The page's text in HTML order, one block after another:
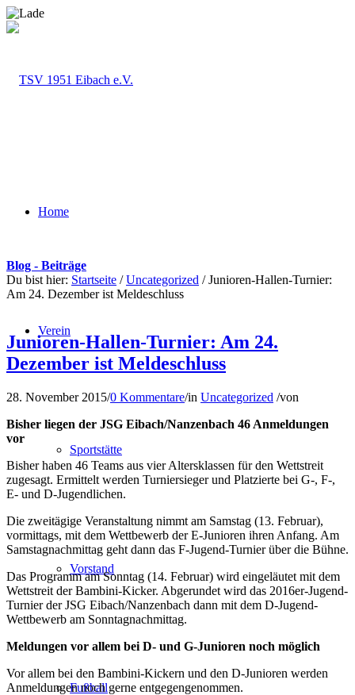
Home
Verein
Sportstätte
Vorstand
Fußball
Blog - Beiträge
Du bist hier: Startseite / Uncategorized / Junioren-Hallen-Turnier:
Am 24. Dezember ist Meldeschluss
Junioren-Hallen-Turnier: Am 24.
Dezember ist Meldeschluss
28. November 2015/0 Kommentare/in Uncategorized /von
Bisher liegen der JSG Eibach/Nanzenbach 46 Anmeldungen
vor
Bisher haben 46 Teams aus vier Altersklassen für den Wettstreit
zugesagt. Ermittelt werden Turniersieger und Platzierte bei G-, F-,
E- und D-Jugendlichen.
Die zweitägige Veranstaltung nimmt am Samstag (13. Februar),
vormittags, mit dem Wettbewerb der E-Junioren ihren Anfang. Am
Samstagnachmittag geht dann das F-Jugend-Turnier über die Bühne.
Das Programm am Sonntag (14. Februar) wird eingeläutet mit dem
Wettstreit der Bambini-Kicker. Abgerundet wird das 2016er-Jugend-
Turnier der JSG Eibach/Nanzenbach dann mit dem D-Jugend-
Wettbewerb am Sonntagnachmittag.
Meldungen vor allem bei D- und G-Junioren noch möglich
Vor allem bei den Bambini-Kickern und den D-Junioren werden
Anmeldungen noch gerne entgegengenommen.